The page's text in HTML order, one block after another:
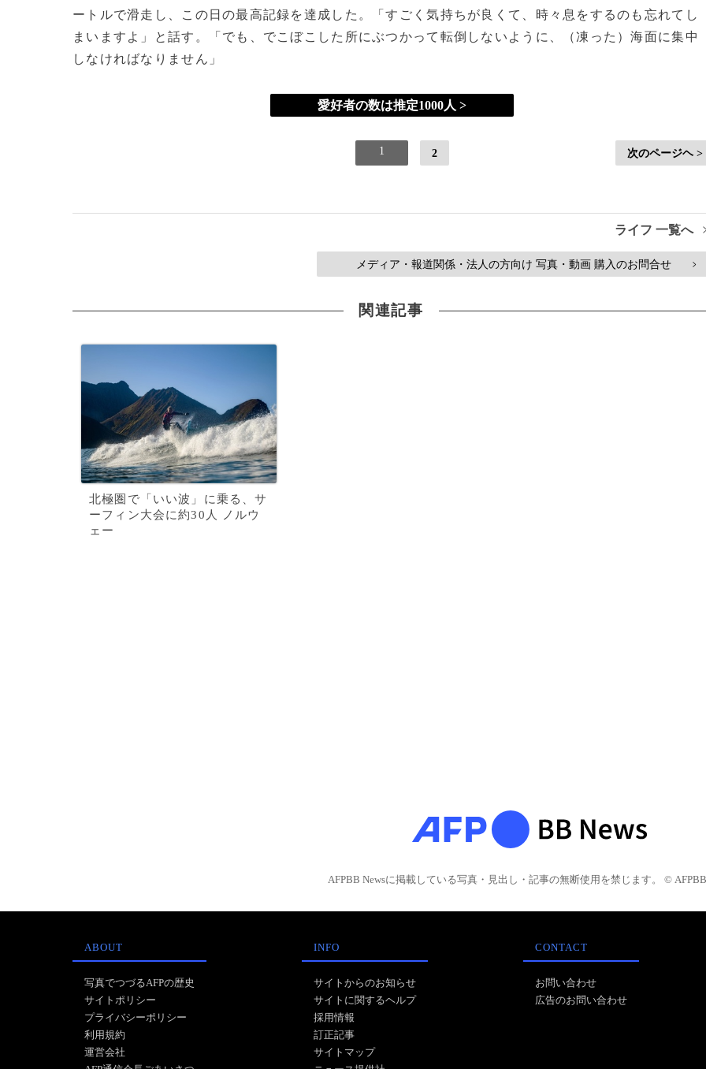
ートルで滑走し、この日の最高記録を達成した。「すごく気持ちが良くて、時々息をするのも忘れてし
まいますよ」と話す。「でも、でこぼこした所にぶつかって転倒しないように、（凍った）海面に集中
しなければなりません」
愛好者の数は推定1000人 >
1 2 次のページヘ >
ライフ 一覧へ
メディア・報道関係・法人の方向け 写真・動画 購入のお問合せ >
関連記事
北極圏で「いい波」に乗る、サ
ーフィン大会に約30人 ノルウ
ェー
AFPBB Newsに掲載している写真・見出し・記事の無断使用を禁じます。 © AFPBB
ABOUT
写真でつづるAFPの歴史
サイトポリシー
プライバシーポリシー
利用規約
運営会社
INFO
サイトからのお知らせ
サイトに関するヘルプ
採用情報
訂正記事
サイトマップ
CONTACT
お問い合わせ
広告のお問い合わせ